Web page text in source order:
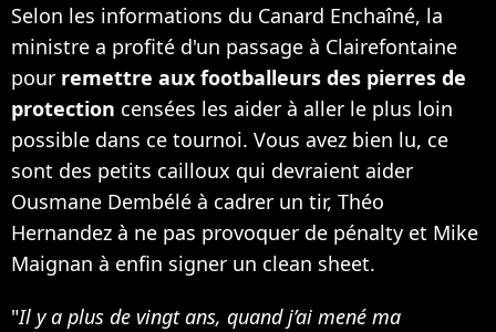
Selon les informations du Canard Enchaîné, la
ministre a profité d'un passage à Clairefontaine
pour remettre aux footballeurs des pierres de
protection censées les aider à aller le plus loin
possible dans ce tournoi. Vous avez bien lu, ce
sont des petits cailloux qui devraient aider
Ousmane Dembélé à cadrer un tir, Théo
Hernandez à ne pas provoquer de pénalty et Mike
Maignan à enfin signer un clean sheet.
"Il y a plus de vingt ans, quand j’ai mené ma